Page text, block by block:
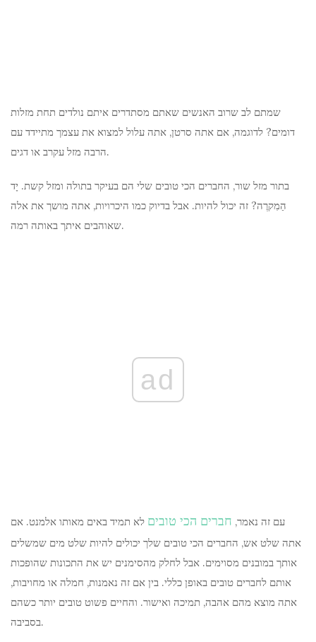
שמתם לב שרוב האנשים שאתם מסתדרים איתם נולדים תחת מזלות
דומים? לדוגמה, אם אתה סרטן, אתה עלול למצוא את עצמך מתיידד עם
הרבה מזל עקרב או דגים.
בתור מזל שור, החברים הכי טובים שלי הם בעיקר בתולה ומזל קשת. יָד
הַמִקרֶה? זה יכול להיות. אבל בדיוק כמו היכרויות, אתה מושך את אלה
שאוהבים איתך באותה רמה.
ad
עם זה נאמר, חברים הכי טובים לא תמיד באים מאותו אלמנט. אם
אתה שלט אש, החברים הכי טובים שלך יכולים להיות שלט מים שמשלים
אותך במובנים מסוימים. אבל לחלק מהסימנים יש את התכונות שהופכות
אותם לחברים טובים באופן כללי. בין אם זה נאמנות, חמלה או מחויבות,
אתה מוצא מהם אהבה, תמיכה ואישור. והחיים פשוט טובים יותר כשהם
בסביבה.